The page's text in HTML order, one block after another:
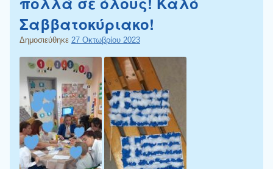
Σαββατοκύριακο!
Δημοσιεύθηκε 27 Οκτωβρίου 2023